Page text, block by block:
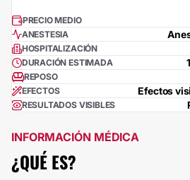
PRECIO MEDIO
ANESTESIA
HOSPITALIZACIÓN
DURACIÓN ESTIMADA
REPOSO
EFECTOS Efectos
RESULTADOS VISIBLES
INFORMACIÓN MÉDICA
¿QUÉ ES?